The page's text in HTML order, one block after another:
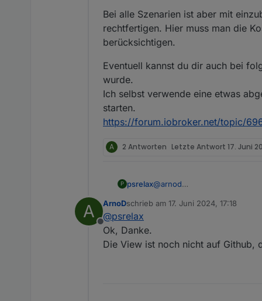
Bei alle Szenarien ist aber mit
rechtfertigen. Hier muss man die
berücksichtigen.
Eventuell kannst du dir auch bei
wurde.
Ich selbst verwende eine etwas
starten.
https://forum.iobroker.net/topic/
A 2 Antworten Letzte Antwort 17. Juni
P psrelax@arnod
Hier meine zusätzlichen
Ladung in der Nacht ->
günstige Prognose von
Ladung am Tag ->
Eventuell kannst du dir auch
Ich selbst verwende eine
A
Offline
ArnoDschrieb am 17. Juni 2024, 17:18
zuletzt editiert von
@psrelax
Ok, Danke.
Die View ist noch nicht auf Github,